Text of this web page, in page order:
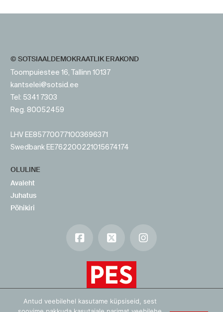
© SOTSIAALDEMOKRAATLIK ERAKOND
Toompuiestee 16, Tallinn 10137
kantselei@sotsid.ee
Tel: 5341 7303
Reg. 80052459
LHV EE857700771003696371
Swedbank EE762200221015674174
OLULINE
Avaleht
Juhatus
Põhikiri
Facebook
X
Antud veebilehel kasutame küpsiseid, sest